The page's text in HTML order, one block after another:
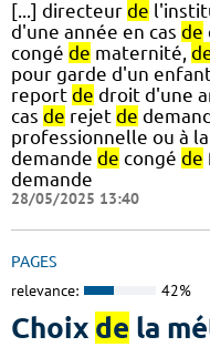
[...] directeur de
d'une année en cas de
congé de maternité,
pour garde d'un
report de droit d'une
cas de rejet de
professionnelle ou à
demande de congé de
demande
28/05/2025 13:40
PAGES
relevance: 42%
Choix de la